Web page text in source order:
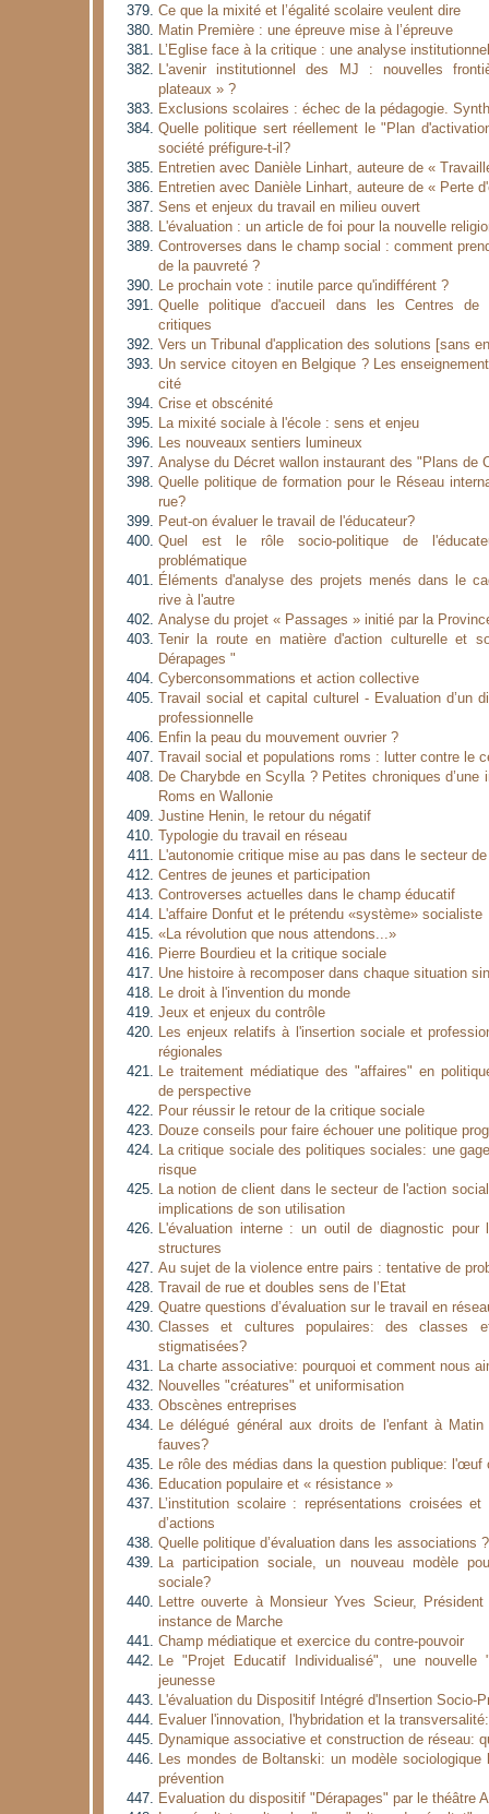
Ce que la mixité et l’égalité scolaire veulent dire
Matin Première : une épreuve mise à l’épreuve
L’Eglise face à la critique : une analyse
L'avenir institutionnel des MJ : nouvelles
plateaux » ?
Exclusions scolaires : échec de la pédagogie.
Quelle politique sert réellement le "Plan
société préfigure-t-il?
Entretien avec Danièle Linhart, auteure de «
Entretien avec Danièle Linhart, auteure de « Perte
Sens et enjeux du travail en milieu ouvert
L'évaluation : un article de foi pour la nouvelle
Controverses dans le champ social : comment
de la pauvreté ?
Le prochain vote : inutile parce qu'indifférent ?
Quelle politique d'accueil dans les Centres
critiques
Vers un Tribunal d'application des solutions [sans
Un service citoyen en Belgique ? Les
cité
Crise et obscénité
La mixité sociale à l'école : sens et enjeu
Les nouveaux sentiers lumineux
Analyse du Décret wallon instaurant des "Plans de
Quelle politique de formation pour le Réseau
rue?
Peut-on évaluer le travail de l'éducateur?
Quel est le rôle socio-politique de
problématique
Éléments d'analyse des projets menés dans le
rive à l'autre
Analyse du projet « Passages » initié par la
Tenir la route en matière d'action culturelle et
Dérapages "
Cyberconsommations et action collective
Travail social et capital culturel - Evaluation d’un
professionnelle
Enfin la peau du mouvement ouvrier ?
Travail social et populations roms : lutter contre le
De Charybde en Scylla ? Petites chroniques d’une
Roms en Wallonie
Justine Henin, le retour du négatif
Typologie du travail en réseau
L'autonomie critique mise au pas dans le secteur
Centres de jeunes et participation
Controverses actuelles dans le champ éducatif
L'affaire Donfut et le prétendu «système» socialiste
«La révolution que nous attendons...»
Pierre Bourdieu et la critique sociale
Une histoire à recomposer dans chaque situation
Le droit à l'invention du monde
Jeux et enjeux du contrôle
Les enjeux relatifs à l'insertion sociale et
régionales
Le traitement médiatique des "affaires" en
de perspective
Pour réussir le retour de la critique sociale
Douze conseils pour faire échouer une politique
La critique sociale des politiques sociales: une
risque
La notion de client dans le secteur de l'action
implications de son utilisation
L'évaluation interne : un outil de diagnostic pour
structures
Au sujet de la violence entre pairs : tentative de
Travail de rue et doubles sens de l’Etat
Quatre questions d’évaluation sur le travail en
Classes et cultures populaires: des classes
stigmatisées?
La charte associative: pourquoi et comment nous
Nouvelles "créatures" et uniformisation
Obscènes entreprises
Le délégué général aux droits de l'enfant à
fauves?
Le rôle des médias dans la question publique: l'œuf
Education populaire et « résistance »
L’institution scolaire : représentations croisées
d’actions
Quelle politique d’évaluation dans les associations ?
La participation sociale, un nouveau modèle
sociale?
Lettre ouverte à Monsieur Yves Scieur,
instance de Marche
Champ médiatique et exercice du contre-pouvoir
Le "Projet Educatif Individualisé", une
jeunesse
L'évaluation du Dispositif Intégré d'Insertion Socio-
Evaluer l'innovation, l'hybridation et la
Dynamique associative et construction de réseau:
Les mondes de Boltanski: un modèle sociologique
prévention
Evaluation du dispositif "Dérapages" par le théâtre